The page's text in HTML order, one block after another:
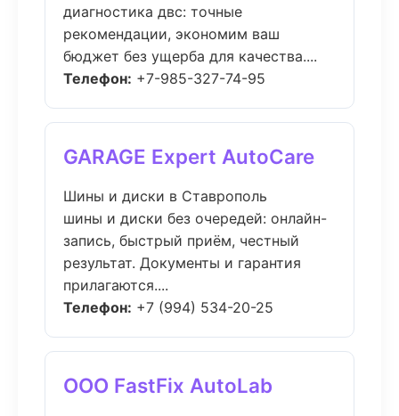
диагностика двс: точные
рекомендации, экономим ваш
бюджет без ущерба для качества....
Телефон: +7-985-327-74-95
GARAGE Expert AutoCare
Шины и диски в Ставрополь
шины и диски без очередей: онлайн-
запись, быстрый приём, честный
результат. Документы и гарантия
прилагаются....
Телефон: +7 (994) 534-20-25
ООО FastFix AutoLab